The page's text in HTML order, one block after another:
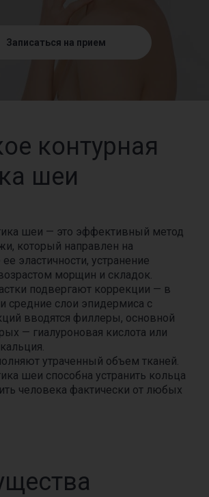
Записаться на прием
контурная
шеи
шеи — это эффективный метод
который направлен на
эластичности, устранение
морщин и складок.
подвергают коррекции — в
средние слои эпидермиса с
вводятся филлеры, основной
— гиалуроновая кислота или
утраченный объем тканей.
шеи способна устранить кольца
человека фактически от любых